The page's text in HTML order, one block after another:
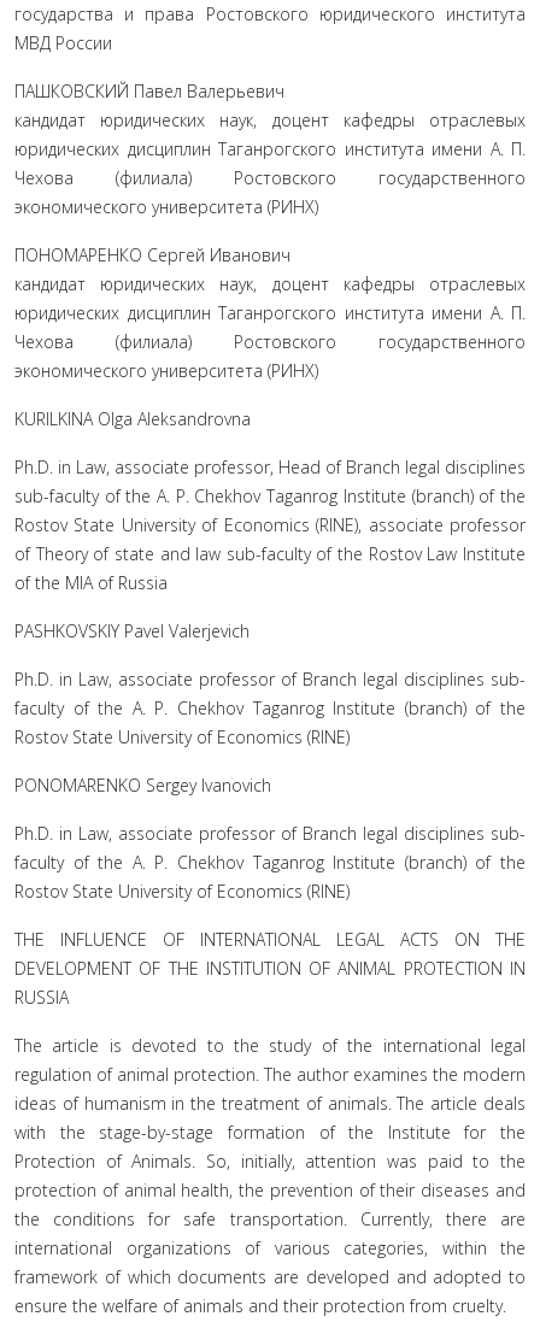
государства и права Ростовского юридического института
МВД России
ПАШКОВСКИЙ Павел Валерьевич
кандидат юридических наук, доцент кафедры отраслевых
юридических дисциплин Таганрогского института имени А. П.
Чехова (филиала) Ростовского государственного
экономического университета (РИНХ)
ПОНОМАРЕНКО Сергей Иванович
кандидат юридических наук, доцент кафедры отраслевых
юридических дисциплин Таганрогского института имени А. П.
Чехова (филиала) Ростовского государственного
экономического университета (РИНХ)
KURILKINA Olga Aleksandrovna
Ph.D. in Law, associate professor, Head of Branch legal disciplines
sub-faculty of the A. Р. Chekhov Taganrog Institute (branch) of the
Rostov State University of Economics (RINE), associate professor
of Theory of state and law sub-faculty of the Rostov Law Institute
of the MIA of Russia
PASHKOVSKIY Pavel Valerjevich
Ph.D. in Law, associate professor of Branch legal disciplines sub-
faculty of the A. Р. Chekhov Taganrog Institute (branch) of the
Rostov State University of Economics (RINE)
PONOMARENKO Sergey Ivanovich
Ph.D. in Law, associate professor of Branch legal disciplines sub-
faculty of the A. Р. Chekhov Taganrog Institute (branch) of the
Rostov State University of Economics (RINE)
THE INFLUENCE OF INTERNATIONAL LEGAL ACTS ON THE
DEVELOPMENT OF THE INSTITUTION OF ANIMAL PROTECTION IN
RUSSIA
The article is devoted to the study of the international legal
regulation of animal protection. The author examines the modern
ideas of humanism in the treatment of animals. The article deals
with the stage-by-stage formation of the Institute for the
Protection of Animals. So, initially, attention was paid to the
protection of animal health, the prevention of their diseases and
the conditions for safe transportation. Currently, there are
international organizations of various categories, within the
framework of which documents are developed and adopted to
ensure the welfare of animals and their protection from cruelty.